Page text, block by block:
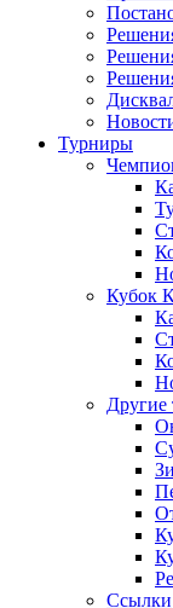
Турниры
Кубок
Другие
Ссылки